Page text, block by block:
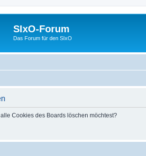
SIxO-Forum
Das Forum für den SIxO
Cookies des Boards löschen möchtest?